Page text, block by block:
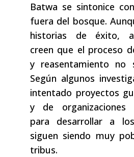
Batwa se sintonice
fuera del bosque.
historias de éxito,
creen que el proceso
y reasentamiento no
Según algunos
intentado proyectos
y de organizaciones
para desarrollar a
siguen siendo muy
tribus.